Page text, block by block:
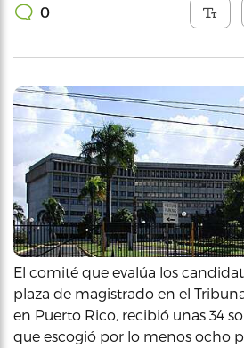
0
El comité que evalúa los
plaza de magistrado en el
en Puerto Rico, recibió unas 34
que escogió por lo menos ocho